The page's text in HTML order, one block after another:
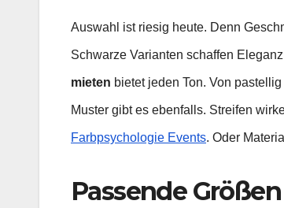
Auswahl ist riesig heute. Denn
Schwarze Varianten schaffen
mieten bietet jeden Ton. Von
Muster gibt es ebenfalls. Streifen
Farbpsychologie Events. Oder
Passende